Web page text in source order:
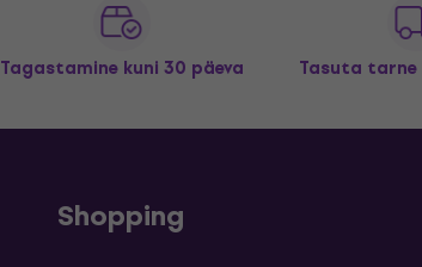
Tagastamine kuni 30 päeva Tasuta tarne
Shopping